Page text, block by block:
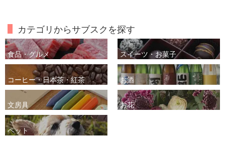
カテゴリからサブスクを探す
食品・グルメ スイーツ・お菓子
コーヒー・日本茶・紅茶 お酒
文房具 お花
ペット